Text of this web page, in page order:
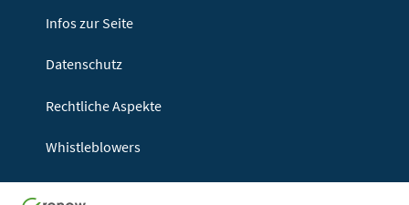
Infos zur Seite
Datenschutz
Rechtliche Aspekte
Whistleblowers